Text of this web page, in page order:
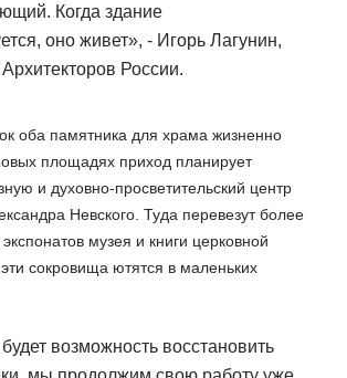
Когда здание
оно живет», - Игорь Лагунин,
России.
оба памятника для храма жизненно
площадях приход планирует
и духовно-просветительский центр
Невского. Туда перевезут более
музея и книги церковной
сокровища ютятся в маленьких
возможность восстановить